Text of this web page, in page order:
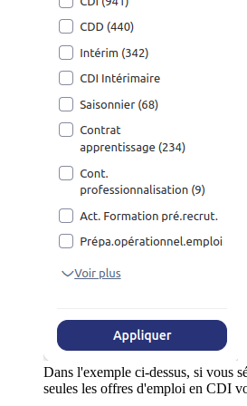
Dans l'exemple ci-dessus, si vous
seules les offres d'emploi en CDI